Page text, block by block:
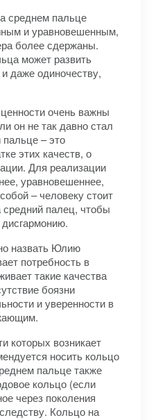
среднем пальце
и уравновешенным,
более сдержаны.
может развить
даже одиночеству,
очень важны
он не так давно стал
– это
этих качеств, о
Для реализации
уравновешеннее,
– человеку стоит
палец, чтобы
назвать Юлию
потребность в
такие качества
боязни
и уверенности в
которых возникает
носить кольцо
пальце также
кольцо (если
через поколения
Кольцо на